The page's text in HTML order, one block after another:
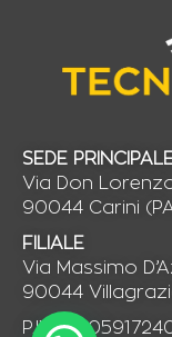
SEDE
Via Don
90044 Carini
FILIALE
Via Massimo
90044
P.IVA: